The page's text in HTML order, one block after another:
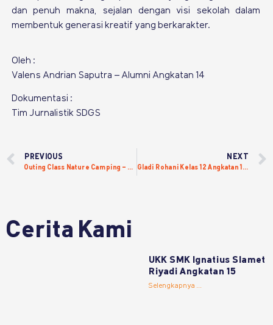
dan penuh makna, sejalan dengan visi sekolah dalam
membentuk generasi kreatif yang berkarakter.
Oleh :
Valens Andrian Saputra – Alumni Angkatan 14
Dokumentasi :
Tim Jurnalistik SDGS
PREVIOUS
Outing Class Nature Camping – Sekolah Desain Grafis Solo
NEXT
Gladi Rohani Kelas 12 Angkatan 15 – Sekolah Desain Grafis Solo
Cerita Kami
UKK SMK Ignatius Slamet
Riyadi Angkatan 15
Selengkapnya ...